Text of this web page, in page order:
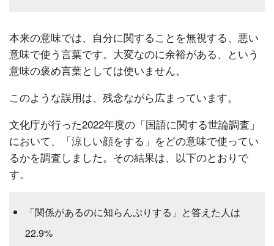
本来の意味では、自分に関することを無視する、悪い
意味で使う言葉です。大変なのに余裕がある、という
意味の褒め言葉としては使いません。
このような誤用は、残念ながら広まっています。
文化庁が行った2022年度の「国語に関する世論調査」
において、「涼しい顔をする」をどの意味で使ってい
るかを調査しました。その結果は、以下のとおりで
す。
「関係があるのに知らんぷりする」と答えた人は
22.9%